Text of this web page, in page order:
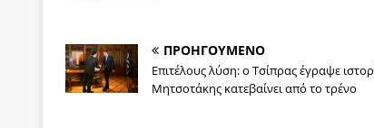
ΠΡΟΗΓΟΥΜΕΝΟ
Επιτέλους λύση: ο Τσίπρας έγραψε
Μητσοτάκης κατεβαίνει από το τρένο